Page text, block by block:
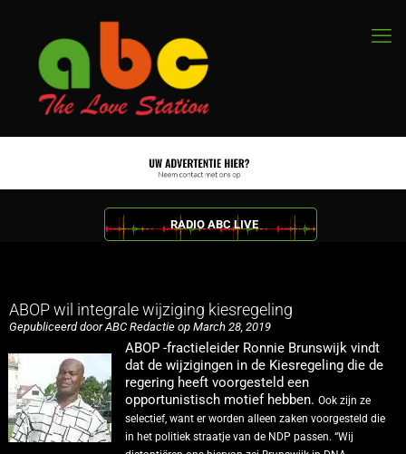
RADIO ABC LIVE
ABOP wil integrale wijziging kiesregeling
Gepubliceerd door ABC Redactie op March 28, 2019
ABOP -fractieleider Ronnie Brunswijk vindt
dat de wijzigingen in de Kiesregeling die de
regering heeft voorgesteld een
opportunistisch motief hebben.Ook zijn ze
selectief, want er worden alleen zaken voorgesteld die
in het politiek straatje van de NDP passen. “Wij